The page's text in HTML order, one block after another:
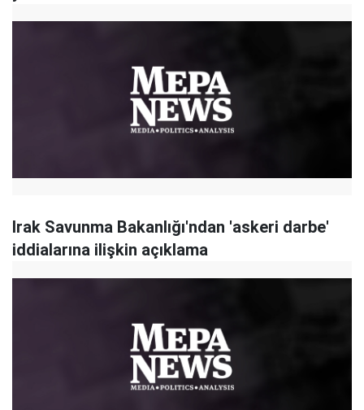
Irak Savunma Bakanlığı'ndan 'askeri darbe'
iddialarına ilişkin açıklama